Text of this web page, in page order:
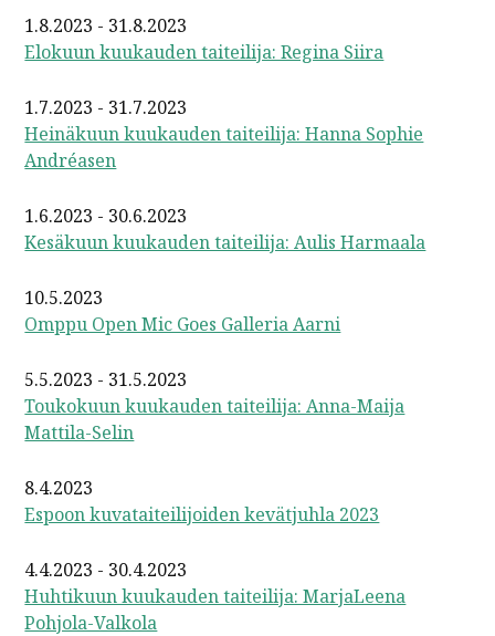
1.8.2023 - 31.8.2023
Elokuun kuukauden taiteilija: Regina Siira
1.7.2023 - 31.7.2023
Heinäkuun kuukauden taiteilija: Hanna Sophie
Andréasen
1.6.2023 - 30.6.2023
Kesäkuun kuukauden taiteilija: Aulis Harmaala
10.5.2023
Omppu Open Mic Goes Galleria Aarni
5.5.2023 - 31.5.2023
Toukokuun kuukauden taiteilija: Anna-Maija
Mattila-Selin
8.4.2023
Espoon kuvataiteilijoiden kevätjuhla 2023
4.4.2023 - 30.4.2023
Huhtikuun kuukauden taiteilija: MarjaLeena
Pohjola-Valkola